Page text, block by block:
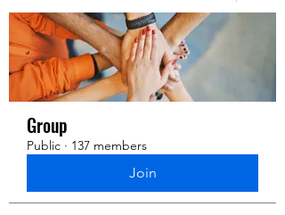
Group
Public · 137 members
Join